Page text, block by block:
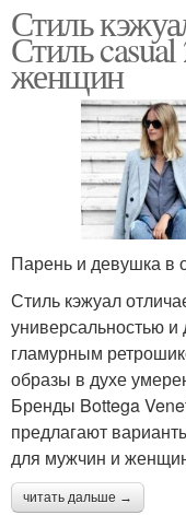
Стиль
Стиль
женщин
Парень и девушка в
Стиль кэжуал
универсальностью
гламурным
образы в духе
Бренды Bottega
предлагают
для мужчин и
читать дальше →